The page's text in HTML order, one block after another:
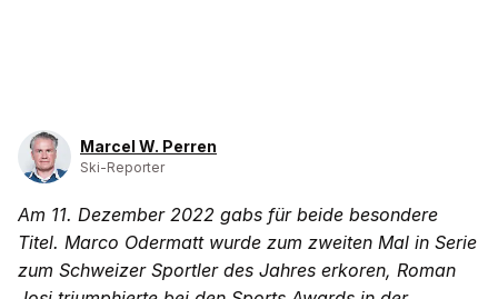
Marcel W. Perren
Ski-Reporter
Am 11. Dezember 2022 gabs für beide besondere
Titel. Marco Odermatt wurde zum zweiten Mal in Serie
zum Schweizer Sportler des Jahres erkoren, Roman